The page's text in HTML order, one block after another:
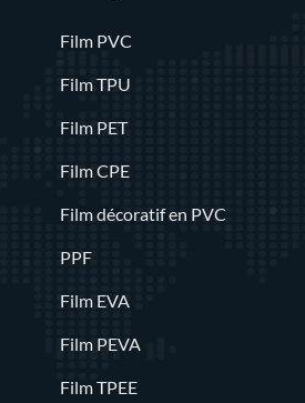
Film PVC
Film TPU
Film PET
Film CPE
Film décoratif en PVC
PPF
Film EVA
Film PEVA
Film TPEE